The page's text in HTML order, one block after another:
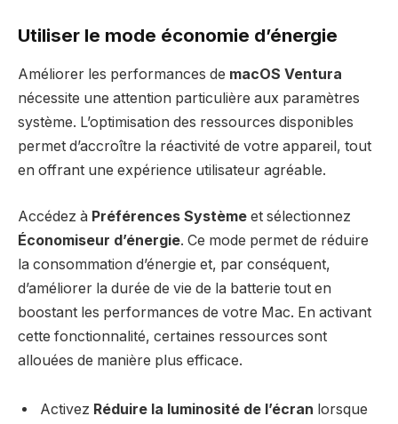
Utiliser le mode économie d’énergie
Améliorer les performances de macOS Ventura
nécessite une attention particulière aux paramètres
système. L’optimisation des ressources disponibles
permet d’accroître la réactivité de votre appareil, tout
en offrant une expérience utilisateur agréable.
Accédez à Préférences Système et sélectionnez
Économiseur d’énergie. Ce mode permet de réduire
la consommation d’énergie et, par conséquent,
d’améliorer la durée de vie de la batterie tout en
boostant les performances de votre Mac. En activant
cette fonctionnalité, certaines ressources sont
allouées de manière plus efficace.
Activez Réduire la luminosité de l’écran lorsque